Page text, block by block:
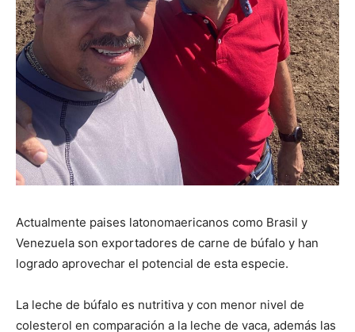
Actualmente paises latonomaericanos como Brasil y
Venezuela son exportadores de carne de búfalo y han
logrado aprovechar el potencial de esta especie.
La leche de búfalo es nutritiva y con menor nivel de
colesterol en comparación a la leche de vaca, además las